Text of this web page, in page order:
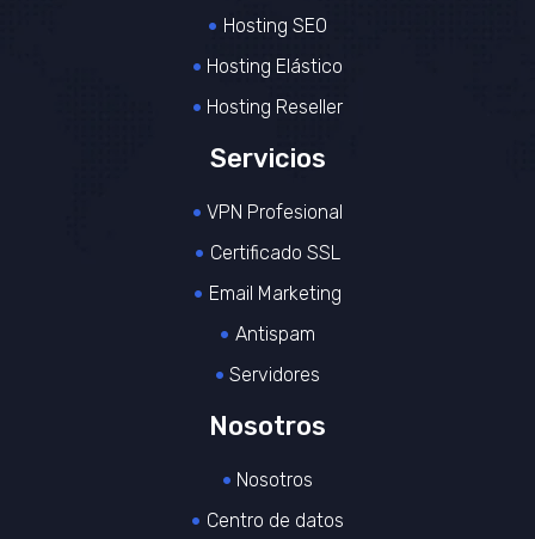
Hosting SEO
Hosting Elástico
Hosting Reseller
Servicios
VPN Profesional
Certificado SSL
Email Marketing
Antispam
Servidores
Nosotros
Nosotros
Centro de datos